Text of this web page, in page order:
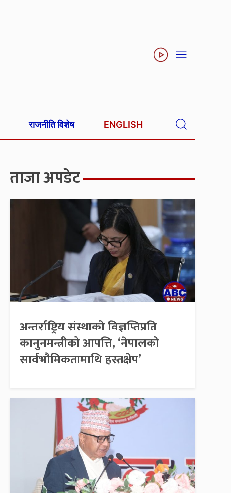
राजनीति विशेष ENGLISH
ताजा अपडेट
अन्तर्राष्ट्रिय संस्थाको विज्ञप्तिप्रति
कानुनमन्त्रीको आपत्ति, ‘नेपालको
सार्वभौमिकतामाथि हस्तक्षेप’